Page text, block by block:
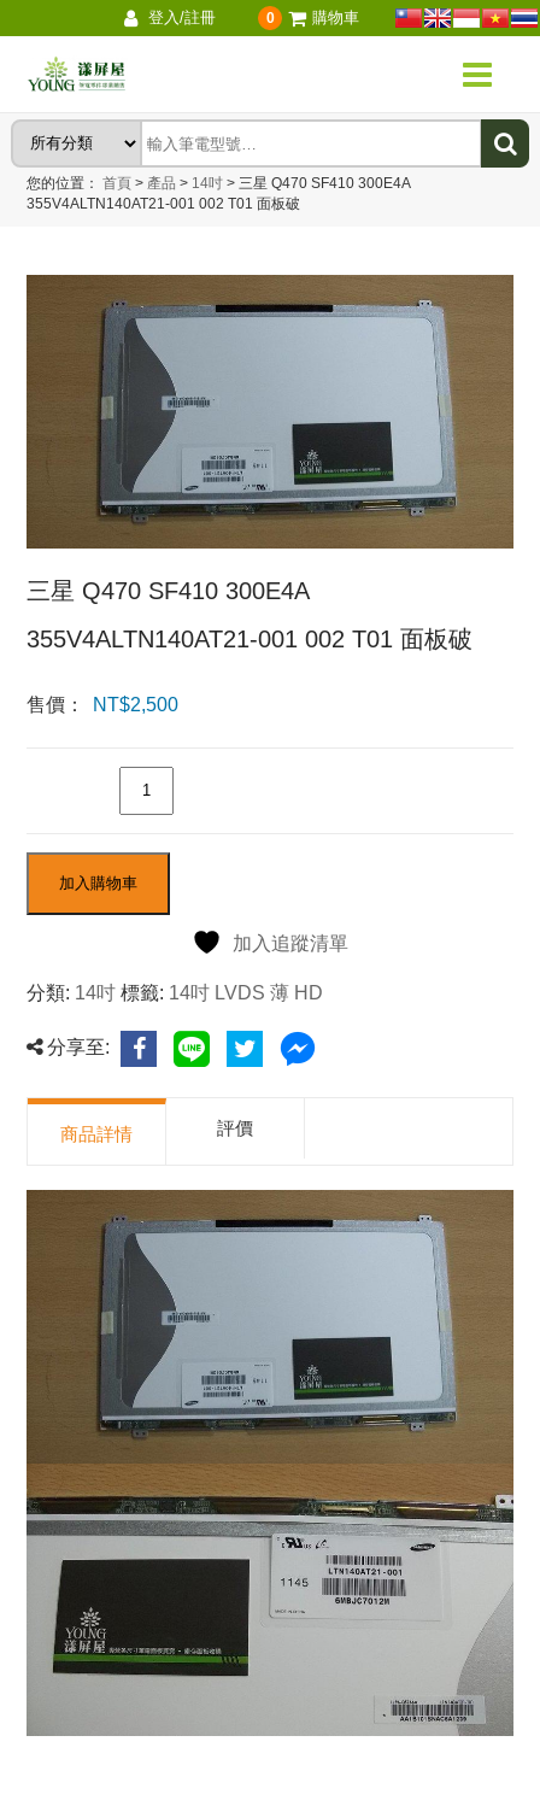
登入/註冊 0 購物車
您的位置：首頁 > 產品 > 14吋 > 三星 Q470 SF410 300E4A
355V4ALTN140AT21-001 002 T01 面板破
三星 Q470 SF410 300E4A
355V4ALTN140AT21-001 002 T01 面板破
售價： NT$2,500
加入購物車
加入追蹤清單
分類: 14吋 標籤: 14吋 LVDS 薄 HD
分享至:
商品詳情 評價